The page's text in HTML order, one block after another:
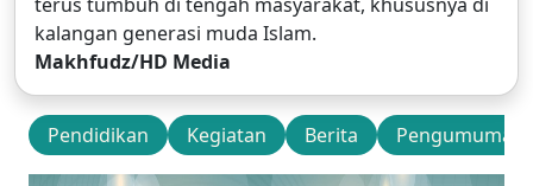
kalangan generasi muda Islam.
Makhfudz/HD Media
Pendidikan Kegiatan Berita Pengumuman